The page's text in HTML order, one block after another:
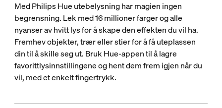
Med Philips Hue utebelysning har magien ingen
begrensning. Lek med 16 millioner farger og alle
nyanser av hvitt lys for å skape den effekten du vil ha.
Fremhev objekter, trær eller stier for å få uteplassen
din til å skille seg ut. Bruk Hue-appen til å lagre
favorittlysinnstillingene og hent dem frem igjen når du
vil, med et enkelt fingertrykk.